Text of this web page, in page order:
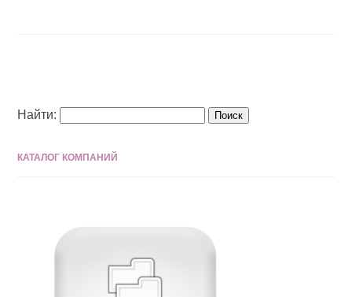
Найти:
КАТАЛОГ КОМПАНИЙ